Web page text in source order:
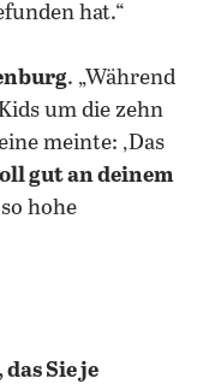
hat.“
. „Während
um die zehn
meinte: ‚Das
gut an deinem
hohe
Sie je